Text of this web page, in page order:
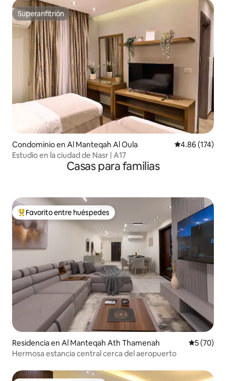
Superanfitrión
Superanfitrión
Condominio en Al Manteqah Al Oula Calificación
4.86 (174)
Estudio en la ciudad de Nasr | A17
Casas para familias
De los mejores en Favorito entre huéspedes
Favorito entre huéspedes
Residencia en Al Manteqah Ath Thamenah
5 (70)
Hermosa estancia central cerca del aeropuerto